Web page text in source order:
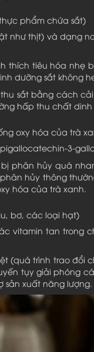
phẩm chứa sắt)
như thịt) và dạng
thích tiêu hóa
dưỡng sắt không
sắt bằng cách
hấp thu chất
oxy hóa của trà
3-
phân hủy quá
hủy thông
hóa của trà xanh.
bơ, các loại hạt)
vitamin tan
(quá trình trao
tụy giải phóng
sản xuất năng lượng.